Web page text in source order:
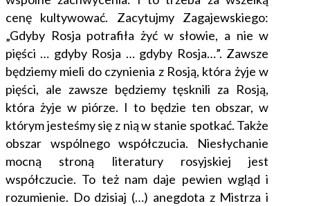
cenę kultywować. Zacytujmy Zagajewskiego:
„Gdyby Rosja potrafiła żyć w słowie, a nie w
pięści … gdyby Rosja … gdyby Rosja…”. Zawsze
będziemy mieli do czynienia z Rosją, która żyje w
pięści, ale zawsze będziemy tęsknili za Rosją,
która żyje w piórze. I to będzie ten obszar, w
którym jesteśmy się z nią w stanie spotkać. Także
obszar wspólnego współczucia. Niesłychanie
mocną stroną literatury rosyjskiej jest
współczucie. To też nam daje pewien wgląd i
rozumienie. Do dzisiaj (…) anegdota z Mistrza i